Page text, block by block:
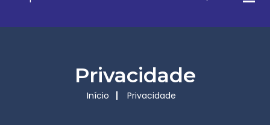
Privacidade
Início Privacidade